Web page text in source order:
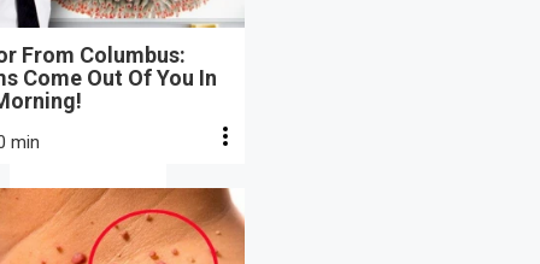
From Columbus:
Come Out Of You In
min